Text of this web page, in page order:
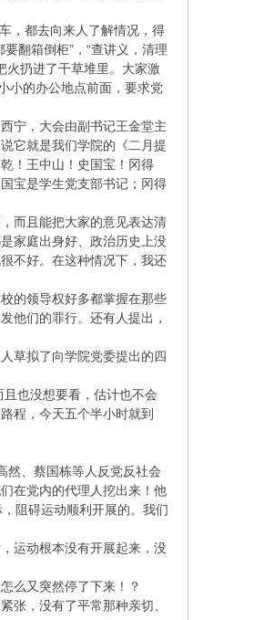
，都去向来人了解情况，得
翻箱倒柜”，“查讲义，清理
火扔进了干草堆里。大家激
小的办公地点前面，要求党
宁，大会由副书记王金堂主
它就是我们学院的《二月提
！王中山！史国宝！冈得
宝是学生党支部书记；冈得
而且能把大家的意见表达清
家庭出身好、政治历史上没
不好。在这种情况下，我还
的领导权好多都掌握在那些
他们的罪行。还有人提出，
草拟了向学院党委提出的四
也没想要看，估计也不会
程，今天五个半小时就到
然、蔡国栋等人反党反社会
在党内的代理人挖出来！他
阻碍运动顺利开展的。我们
运动根本没有开展起来，没
么又突然停了下来！？
张，没有了平常那种亲切、